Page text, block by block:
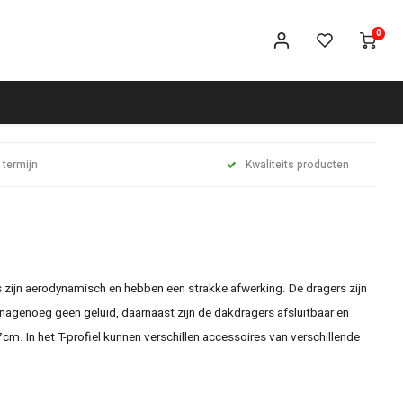
0
termijn Kwaliteits producten
aerodynamisch en hebben een strakke afwerking. De dragers zijn
geen geluid, daarnaast zijn de dakdragers afsluitbaar en
In het T-profiel kunnen verschillen accessoires van verschillende